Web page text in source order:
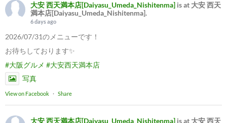
大安 西天満本店[Daiyasu_Umeda_Nishitenma] is at 大安 西天
満本店[Daiyasu_Umeda_Nishitenma].
6 days ago
2026/07/31のメニューです！
お待ちしております✨
#大阪グルメ #大安西天満本店
写真
View on Facebook · Share
大安 西天満本店[Daiyasu_Umeda_Nishitenma] is at 大安 西天